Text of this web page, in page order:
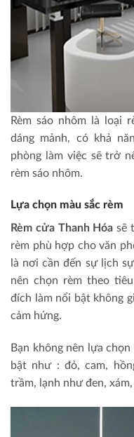
Rèm sáo nhôm là loại
dáng mảnh, có khả
phòng làm việc sẽ trở
rèm sáo nhôm.
Lựa chọn màu sắc rèm
Rèm cửa Thanh Hóa sẽ
rèm phù hợp cho văn
là nơi cần đến sự lịch
nên chọn rèm theo
đích làm nổi bật không
cảm hứng.
Bạn không nên lựa
bật như : đỏ, cam,
trầm, lạnh như đen, xám,